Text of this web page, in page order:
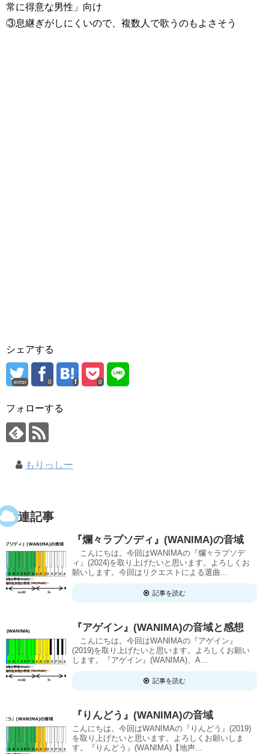
常に得意な男性」向け
③息継ぎがしにくいので、複数人で歌うのもよさそう
シェアする
error 0 0
フォローする
もりっしー
関連記事
『爛々ラプソディ』(WANIMA)の音域
こんにちは。今回はWANIMAの『爛々ラプソデ
ィ』(2024)を取り上げたいと思います。よろしくお
願いします。今回はリクエストによる選曲...
記事を読む
『アゲイン』(WANIMA)の音域と感想
こんにちは。今回はWANIMAの『アゲイン』
(2019)を取り上げたいと思います。よろしくお願い
します。『アゲイン』(WANIMA)、A...
記事を読む
『りんどう』(WANIMA)の音域
こんにちは。今回はWANIMAの『りんどう』(2019)
を取り上げたいと思います。よろしくお願いしま
す。『りんどう』(WANIMA)【地声...